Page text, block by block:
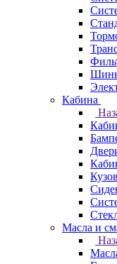
Кабина
Масла и